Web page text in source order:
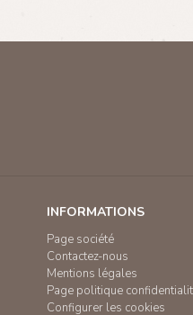
INFORMATIONS
Page société
Contactez-nous
Mentions légales
Page politique
Configurer les cookies